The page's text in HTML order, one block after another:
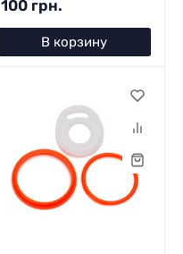
100 грн.
В корзину